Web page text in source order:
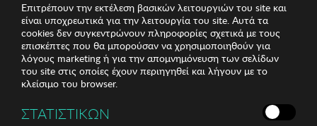
Επιτρέπουν την εκτέλεση βασικών λειτουργιών του site και
είναι υποχρεωτικά για την λειτουργία του site. Αυτά τα
cookies δεν συγκεντρώνουν πληροφορίες σχετικά με τους
επισκέπτες που θα μπορούσαν να χρησιμοποιηθούν για
λόγους marketing ή για την απομνημόνευση των σελίδων
του site στις οποίες έχουν περιηγηθεί και λήγουν με το
κλείσιμο του browser.
ΣΤΑΤΙΣΤΙΚΩΝ